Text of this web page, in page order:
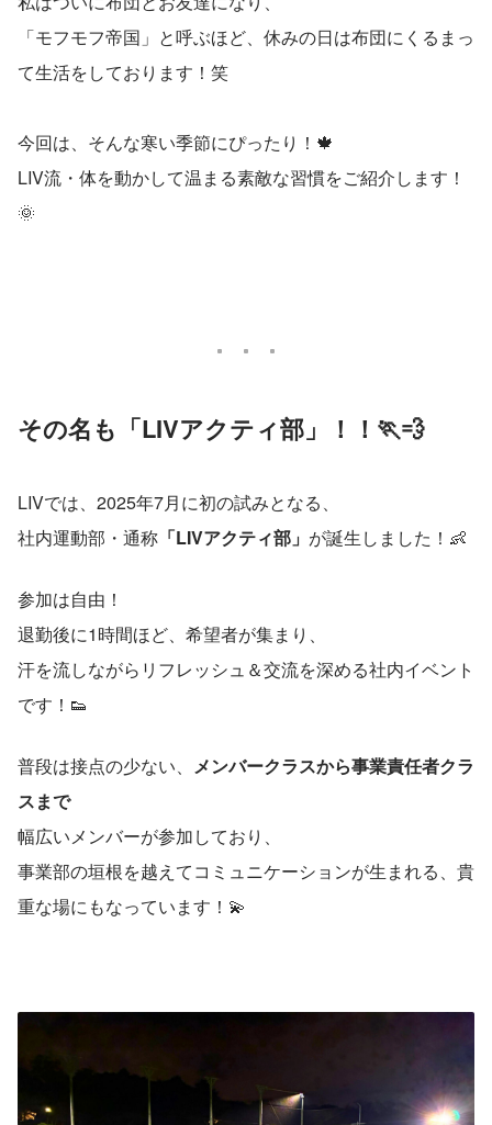
「モフモフ帝国」と呼ぶほど、休みの日は布団にくるまっ
て生活をしております！笑
今回は、そんな寒い季節にぴったり！🍁
LIV流・体を動かして温まる素敵な習慣をご紹介します！
🌞
その名も「LIVアクティ部」！！ 🏃💨
LIVでは、2025年7月に初の試みとなる、
社内運動部・通称 「LIVアクティ部」 が誕生しました！👶
参加は自由！
退勤後に1時間ほど、希望者が集まり、
汗を流しながらリフレッシュ＆交流を深める社内イベント
です！👟
普段は接点の少ない、 メンバークラスから事業責任者クラ
スまで
幅広いメンバーが参加しており、
事業部の垣根を越えてコミュニケーションが生まれる、貴
重な場にもなっています！💫